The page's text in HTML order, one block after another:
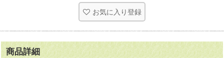
お気に入り登録
商品詳細